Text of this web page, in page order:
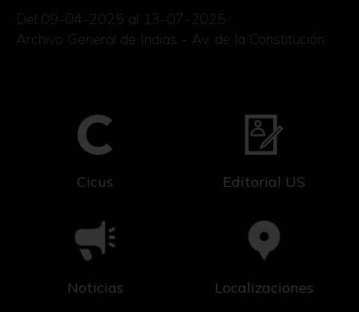
Del 09-04-2025 al 13-07-2025
Archivo General de Indias - Av. de la Constitución
Cicus Editorial US
Noticias Localizaciones